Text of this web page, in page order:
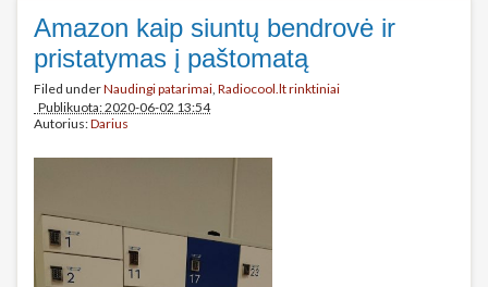
Amazon kaip siuntų bendrovė ir
pristatymas į paštomatą
Filed underNaudingi patarimai Radiocool.lt rinktiniai
Publikuota: 2020-06-02 13:54
Autorius:Darius